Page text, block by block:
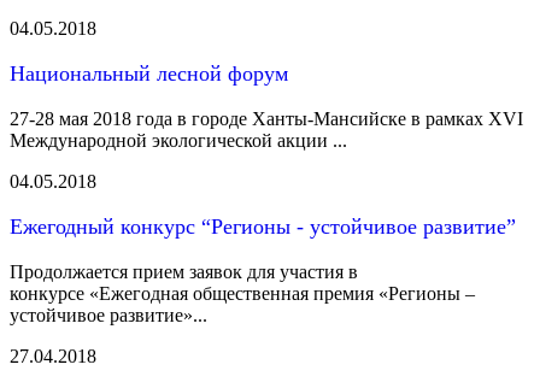
04.05.2018
Национальный лесной форум
27-28 мая 2018 года в городе Ханты-Мансийске в рамках XVI
Международной экологической акции ...
04.05.2018
Ежегодный конкурс “Регионы - устойчивое развитие”
Продолжается прием заявок для участия в
конкурсе «Ежегодная общественная премия «Регионы –
устойчивое развитие»...
27.04.2018